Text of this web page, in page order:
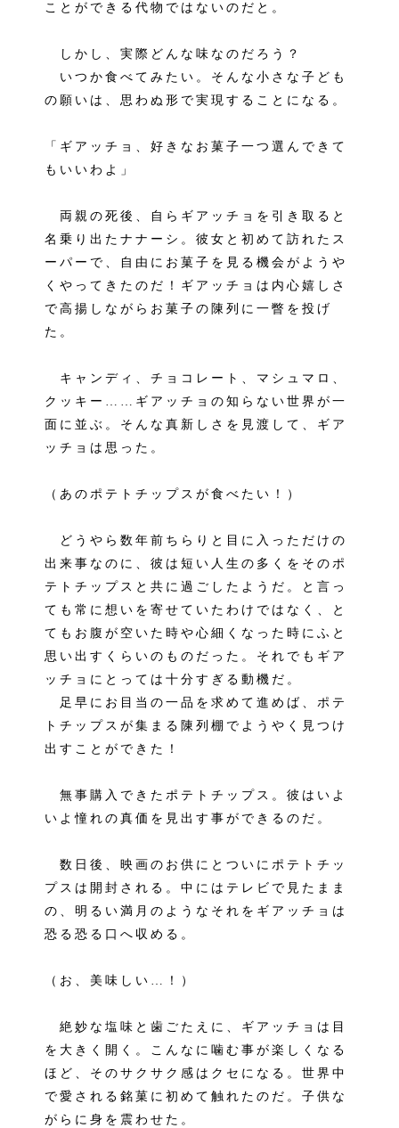
ことができる代物ではないのだと。
しかし、実際どんな味なのだろう？
いつか食べてみたい。そんな小さな子ども
の願いは、思わぬ形で実現することになる。
「ギアッチョ、好きなお菓子一つ選んできて
もいいわよ」
両親の死後、自らギアッチョを引き取ると
名乗り出たナナーシ。彼女と初めて訪れたス
ーパーで、自由にお菓子を見る機会がようや
くやってきたのだ！ギアッチョは内心嬉しさ
で高揚しながらお菓子の陳列に一瞥を投げ
た。
キャンディ、チョコレート、マシュマロ、
クッキー……ギアッチョの知らない世界が一
面に並ぶ。そんな真新しさを見渡して、ギア
ッチョは思った。
（あのポテトチップスが食べたい！）
どうやら数年前ちらりと目に入っただけの
出来事なのに、彼は短い人生の多くをそのポ
テトチップスと共に過ごしたようだ。と言っ
ても常に想いを寄せていたわけではなく、と
てもお腹が空いた時や心細くなった時にふと
思い出すくらいのものだった。それでもギア
ッチョにとっては十分すぎる動機だ。
足早にお目当の一品を求めて進めば、ポテ
トチップスが集まる陳列棚でようやく見つけ
出すことができた！
無事購入できたポテトチップス。彼はいよ
いよ憧れの真価を見出す事ができるのだ。
数日後、映画のお供にとついにポテトチッ
プスは開封される。中にはテレビで見たまま
の、明るい満月のようなそれをギアッチョは
恐る恐る口へ収める。
（お、美味しい…！）
絶妙な塩味と歯ごたえに、ギアッチョは目
を大きく開く。こんなに噛む事が楽しくなる
ほど、そのサクサク感はクセになる。世界中
で愛される銘菓に初めて触れたのだ。子供な
がらに身を震わせた。